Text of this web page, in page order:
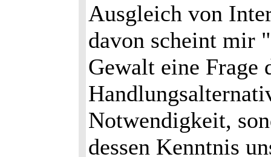
Ausgleich von
davon scheint mir
Gewalt eine
Notwendigkeit,
dessen Kenntnis